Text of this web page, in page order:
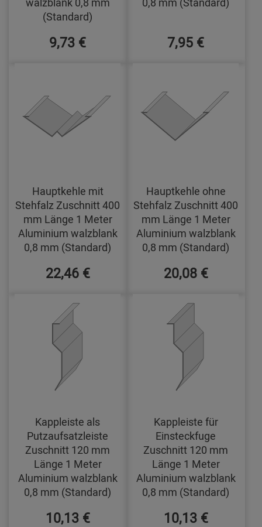
(Standard)
9,73 € 7,95 €
Hauptkehle mit
Stehfalz Zuschnitt 400
mm Länge 1 Meter
Aluminium walzblank
0,8 mm (Standard)
22,46 €
Hauptkehle ohne
Stehfalz Zuschnitt 400
mm Länge 1 Meter
Aluminium walzblank
0,8 mm (Standard)
20,08 €
Kappleiste als
Putzaufsatzleiste
Zuschnitt 120 mm
Länge 1 Meter
Aluminium walzblank
0,8 mm (Standard)
10,13 €
Kappleiste für
Einsteckfuge
Zuschnitt 120 mm
Länge 1 Meter
Aluminium walzblank
0,8 mm (Standard)
10,13 €